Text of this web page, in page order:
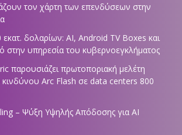
τον χάρτη των επενδύσεων στην
δολαρίων: AI, Android TV Boxes και
στην υπηρεσία του κυβερνοεγκλήματος
παρουσιάζει πρωτοποριακή μελέτη
κινδύνου Arc Flash σε data centers 800
– Ψύξη Υψηλής Απόδοσης για AI